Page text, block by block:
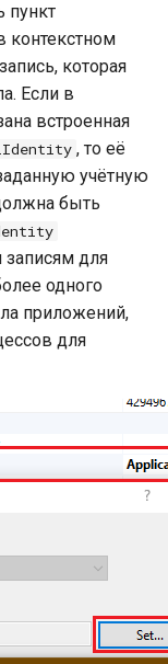
пункт
контекстном
которая
Если в
встроенная
, то её
учётную
быть
записям для
одного
приложений,
для